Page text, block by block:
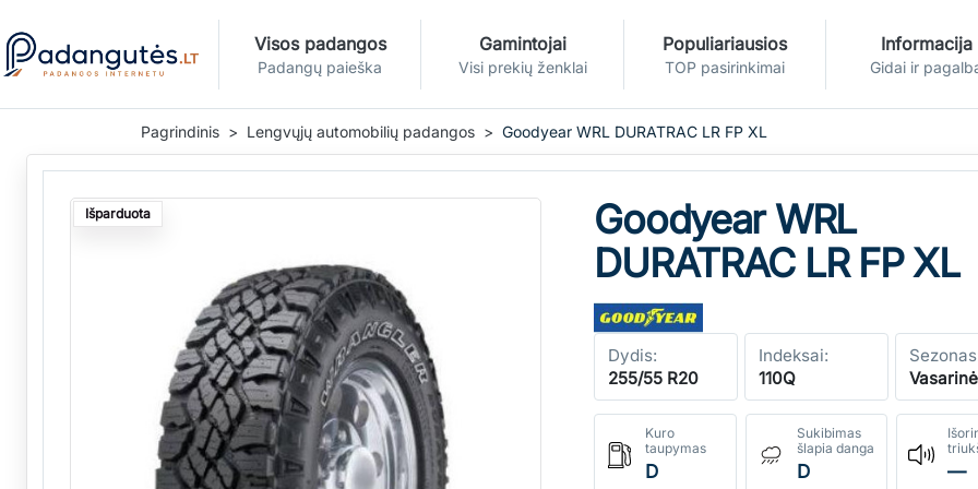
Visos padangos
Padangų paieška
Gamintojai
Visi prekių ženklai
Populiariausios
TOP pasirinkimai
Informacija
Gidai ir
Pagrindinis Lengvųjų automobilių padangos Goodyear WRL DURATRAC LR FP XL
Išparduota
Goodyear WRL
DURATRAC LR FP XL
Dydis:
255/55 R20
Indeksai:
110Q
Kuro
taupymas
D
Sukibimas
šlapia danga
D
—